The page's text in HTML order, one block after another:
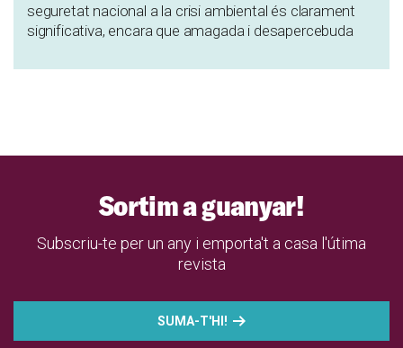
seguretat nacional a la crisi ambiental és clarament
significativa, encara que amagada i desapercebuda
Sortim a guanyar!
Subscriu-te per un any i emporta't a casa l'útima
revista
SUMA-T'HI!